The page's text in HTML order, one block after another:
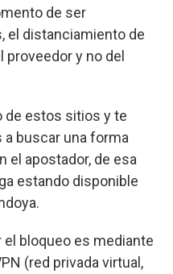
de ser
el distanciamiento de
proveedor y no del
de estos sitios y te
a buscar una forma
el apostador, de esa
estando disponible
bloqueo es mediante
(red privada virtual,